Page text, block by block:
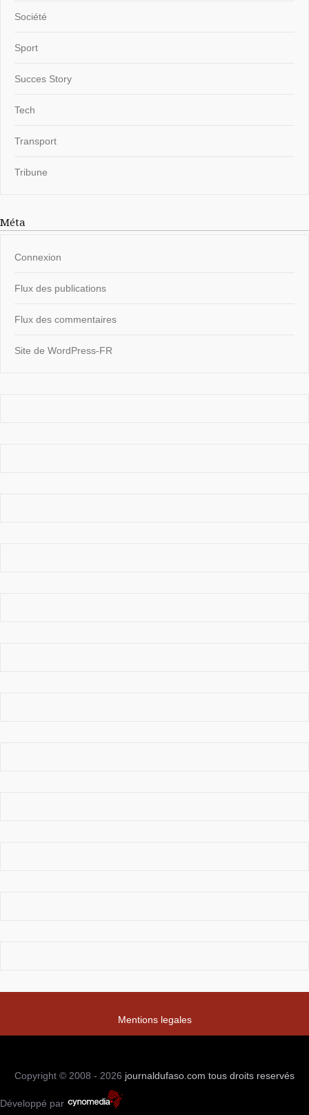
Société
Sport
Succes Story
Tech
Transport
Tribune
Méta
Connexion
Flux des publications
Flux des commentaires
Site de WordPress-FR
Mentions legales
Copyright © 2008 - 2026 journaldufaso.com tous droits reservés
Développé par